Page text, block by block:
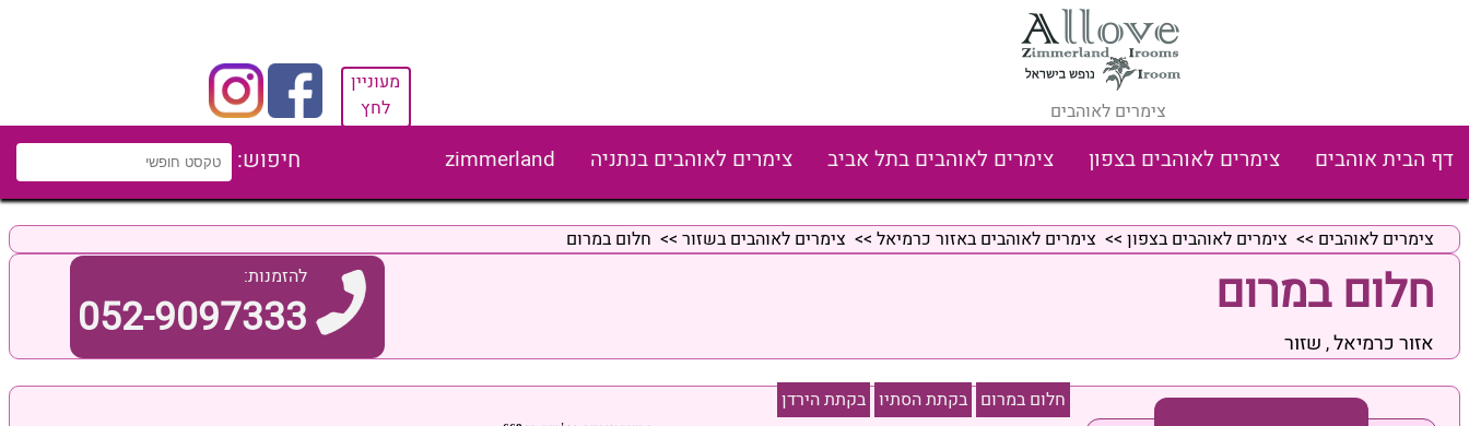
צימרים לאוהבים
מעוניין
לחץ
דף הבית אוהבים צימרים לאוהבים בצפון צימרים לאוהבים בתל אביב צימרים לאוהבים בנתניה zimmerland חיפוש:
צימרים לאוהבים >> צימרים לאוהבים בצפון >> צימרים לאוהבים באזור כרמיאל >> צימרים לאוהבים בשזור >> חלום במרום
חלום במרום
אזור כרמיאל, שזור
להזמנות:
052-9097333
חלום במרום בקתת הסתיו בקתת הירדן